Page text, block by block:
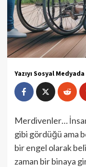
Yazıyı Sosyal
Merdivenler…
gibi gördüğü ama
bir engel olarak
zaman bir binaya